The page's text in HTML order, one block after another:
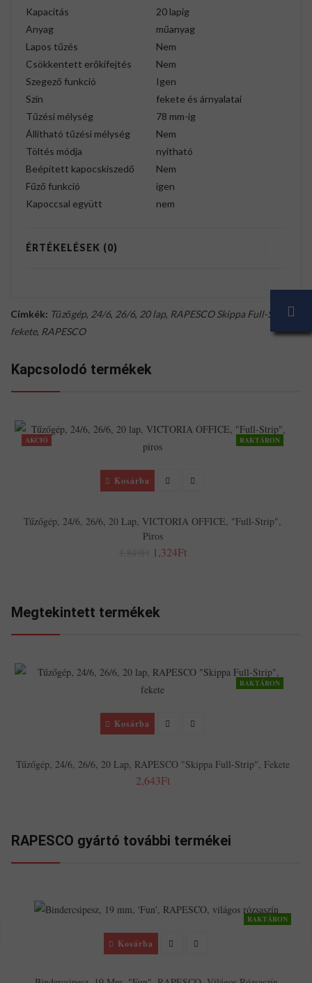
Kapacitás
20 lapig
Anyag
műanyag
Lapos tűzés
Nem
Csökkentett erőkifejtés
Nem
Szegező funkció
Igen
Szín
fekete és árnyalatai
Tűzési mélység
78 mm-ig
Állítható tűzési mélység
Nem
Töltés módja
nyitható
Beépített kapocskiszedő
Nem
Fűző funkció
igen
Kapoccsal együtt
nem
ÉRTÉKELÉSEK (0)
Címkék: Tűzőgép, 24/6, 26/6, 20 lap, RAPESCO Skippa Full-Strip ,
fekete, RAPESCO
Kapcsolodó termékek
AKCIÓ RAKTÁRON
Kosárba
Tűzőgép, 24/6, 26/6, 20 Lap, VICTORIA OFFICE, "Full-Strip",
Piros
1,324Ft
Megtekintett termékek
RAKTÁRON
Kosárba
Tűzőgép, 24/6, 26/6, 20 Lap, RAPESCO "Skippa Full-Strip", Fekete
2,643Ft
RAPESCO gyártó további termékei
RAKTÁRON
Kosárba